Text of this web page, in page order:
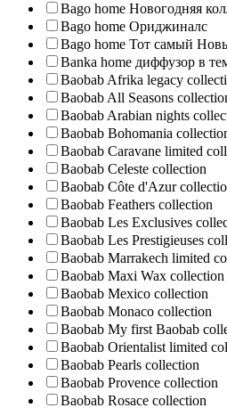
Bago home Новогодняя
Bago home Ориджиналс
Bago home Тот самый
Banka home диффузор в
Baobab Afrika legacy
Baobab All Seasons
Baobab Arabian nights
Baobab Bohomania
Baobab Caravane limited
Baobab Celeste collection
Baobab Côte d'Azur
Baobab Feathers collection
Baobab Les Exclusives
Baobab Les Prestigieuses
Baobab Marrakech limited
Baobab Maxi Wax collection
Baobab Mexico collection
Baobab Monaco collection
Baobab My first Baobab
Baobab Orientalist limited
Baobab Pearls collection
Baobab Provence collection
Baobab Rosace collection